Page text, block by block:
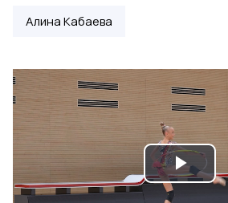
Алина Кабаева
Play